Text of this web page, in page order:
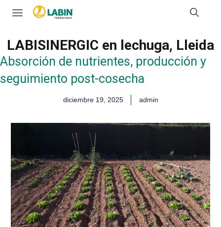
LABISINERGIC en lechuga, Lleida
Absorción de nutrientes, producción y
seguimiento post-cosecha
diciembre 19, 2025 admin